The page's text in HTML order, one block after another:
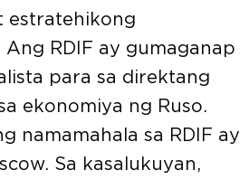
estratehikong
RDIF ay gumaganap
para sa direktang
ekonomiya ng Ruso.
namamahala sa RDIF ay
Sa kasalukuyan,